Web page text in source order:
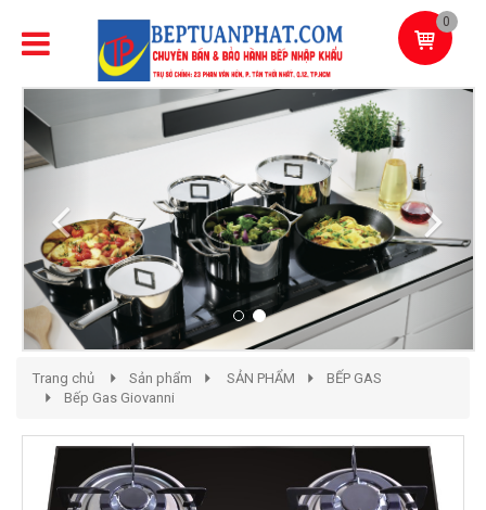
0
Previous
Trang chủ Sản phẩm SẢN PHẨM
BẾP GAS
Bếp Gas Giovanni